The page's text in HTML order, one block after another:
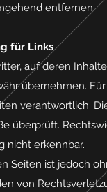
entfernen.
für Links
auf deren
übernehmen.
verantwortlich.
überprüft.
nicht erkennbar.
Seiten ist jedoch
von